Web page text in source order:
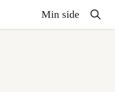
Min side